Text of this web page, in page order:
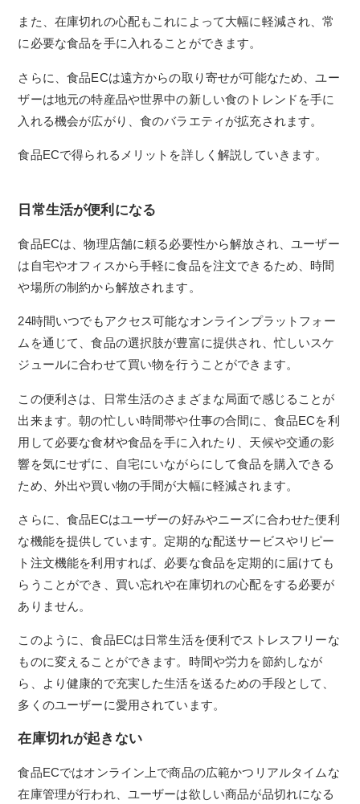
また、在庫切れの心配もこれによって大幅に軽減され、常
に必要な食品を手に入れることができます。
さらに、食品ECは遠方からの取り寄せが可能なため、ユー
ザーは地元の特産品や世界中の新しい食のトレンドを手に
入れる機会が広がり、食のバラエティが拡充されます。
食品ECで得られるメリットを詳しく解説していきます。
日常生活が便利になる
食品ECは、物理店舗に頼る必要性から解放され、ユーザー
は自宅やオフィスから手軽に食品を注文できるため、時間
や場所の制約から解放されます。
24時間いつでもアクセス可能なオンラインプラットフォー
ムを通じて、食品の選択肢が豊富に提供され、忙しいスケ
ジュールに合わせて買い物を行うことができます。
この便利さは、日常生活のさまざまな局面で感じることが
出来ます。朝の忙しい時間帯や仕事の合間に、食品ECを利
用して必要な食材や食品を手に入れたり、天候や交通の影
響を気にせずに、自宅にいながらにして食品を購入できる
ため、外出や買い物の手間が大幅に軽減されます。
さらに、食品ECはユーザーの好みやニーズに合わせた便利
な機能を提供しています。定期的な配送サービスやリピー
ト注文機能を利用すれば、必要な食品を定期的に届けても
らうことができ、買い忘れや在庫切れの心配をする必要が
ありません。
このように、食品ECは日常生活を便利でストレスフリーな
ものに変えることができます。時間や労力を節約しなが
ら、より健康的で充実した生活を送るための手段として、
多くのユーザーに愛用されています。
在庫切れが起きない
食品ECではオンライン上で商品の広範かつリアルタイムな
在庫管理が行われ、ユーザーは欲しい商品が品切れになる